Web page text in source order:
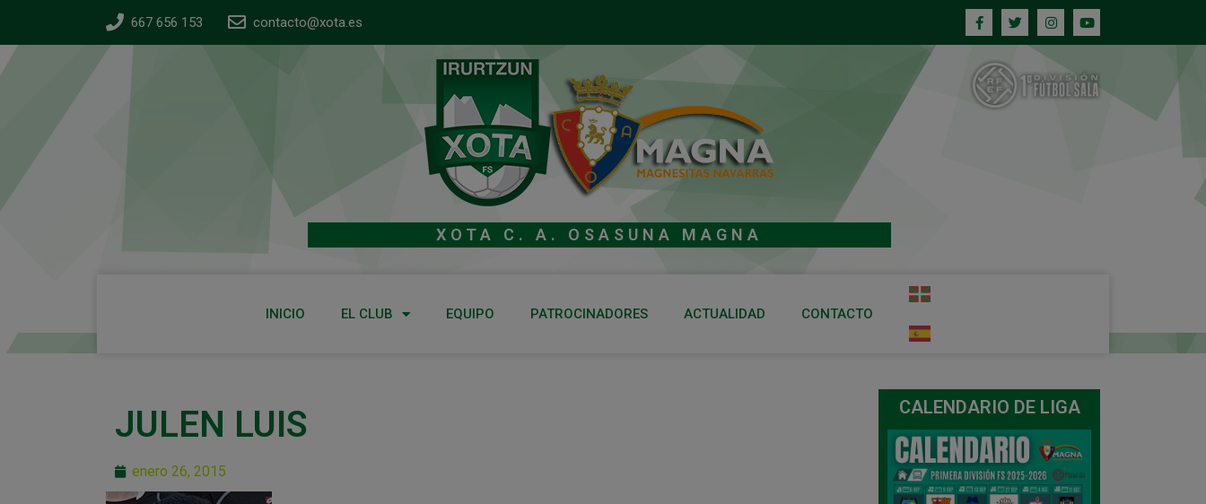
667 656 153 contacto@xota.es
XOTA C. A. OSASUNA MAGNA
INICIO EL CLUB EQUIPO PATROCINADORES ACTUALIDAD CONTACTO
JULEN LUIS
enero 26, 2015
CALENDARIO DE LIGA